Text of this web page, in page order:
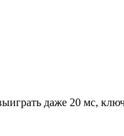
даже 20 мс,